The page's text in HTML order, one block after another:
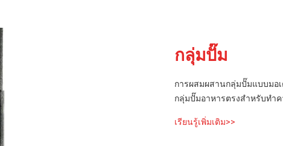
กลุ่มปั๊ม
การผสมผสานกลุ่มปั๊มแบบมอ
กลุ่มปั๊มอาหารตรงสําหรับทํา
เรียนรู้เพิ่มเติม>>